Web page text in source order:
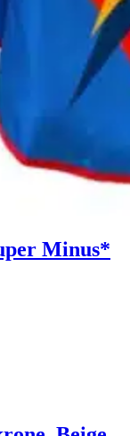
Minus*